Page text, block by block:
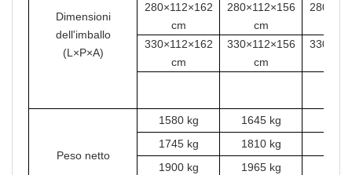
Dimensioni
dell'imballo
(L×P×A)
280×112×162
cm
280×112×156
cm
330×112×162
cm
330×112×156
cm
Peso netto
1580 kg 1645 kg
1745 kg
1810 kg
1900 kg
1965 kg